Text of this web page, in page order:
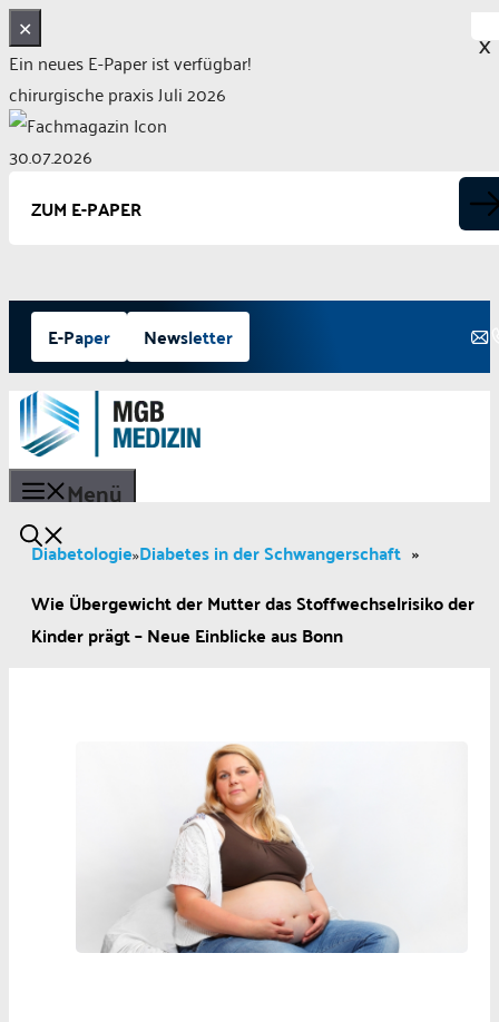
✕
Ein neues E-Paper ist verfügbar!
chirurgische praxis Juli 2026
30.07.2026
ZUM E-PAPER
Zum
Inhalt
springen
E-Paper Newsletter
Menü
Diabetologie»Diabetes in der Schwangerschaft »
Wie Übergewicht der Mutter das Stoffwechselrisiko der
Kinder prägt – Neue Einblicke aus Bonn
X